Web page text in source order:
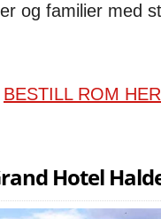
og familier med
BESTILL ROM HER
Hotel